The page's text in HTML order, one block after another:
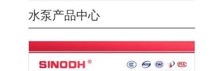
水泵产品中心